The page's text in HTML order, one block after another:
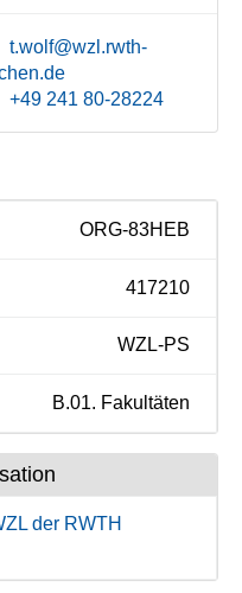
t.wolf@wzl.rwth-
+49 241 80-28224
ORG-83HEB
417210
WZL-PS
B.01. Fakultäten
der RWTH